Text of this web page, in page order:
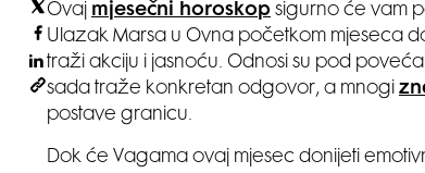
Ovaj mjesečni horoskop sigurno će vam
Ulazak Marsa u Ovna početkom mjeseca
traži akciju i jasnoću. Odnosi su pod
sada traže konkretan odgovor, a mnogi
postave granicu.
Dok će Vagama ovaj mjesec donijeti